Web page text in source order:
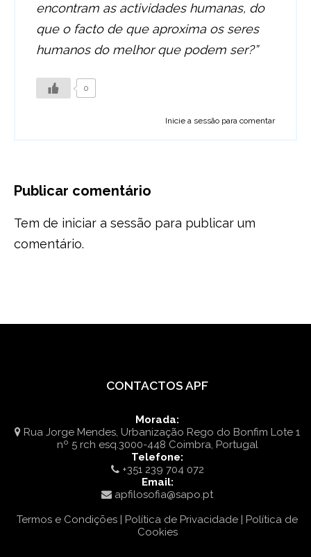
encontram as actividades humanas, do
que o facto de que aproxima os seres
humanos do melhor que podem ser?”
0
Inicie a sessão para comentar
Publicar comentário
Tem de iniciar a sessão para publicar um
comentário.
CONTACTOS APF
Morada:
Rua Jorge Mendes, Urbanização Rego do Bonfim Lote 1
nº 5 rch esq.3000-448 Coimbra, Portugal
Telefone:
+351 239 704 072
Email:
apfilosofia@sapo.pt
Termos e Condições | Política de Privacidade | Política de
Cookies